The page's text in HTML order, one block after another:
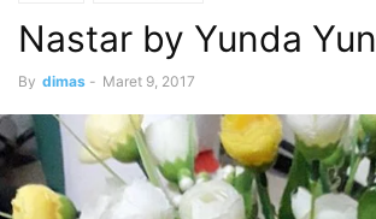
Nastar by Yunda Yun
By dimas - Maret 9, 2017